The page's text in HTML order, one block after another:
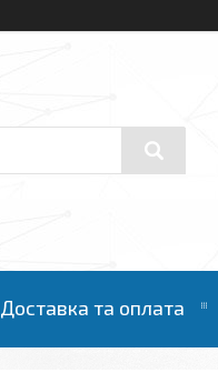
Доставка та оплата